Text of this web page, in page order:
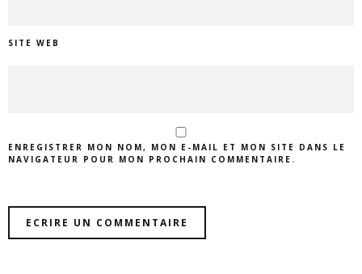
SITE WEB
ENREGISTRER MON NOM, MON E-MAIL ET MON SITE DANS LE
NAVIGATEUR POUR MON PROCHAIN COMMENTAIRE.